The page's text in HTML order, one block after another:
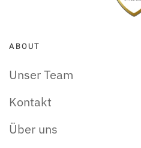
ABOUT
Unser Team
Kontakt
Über uns